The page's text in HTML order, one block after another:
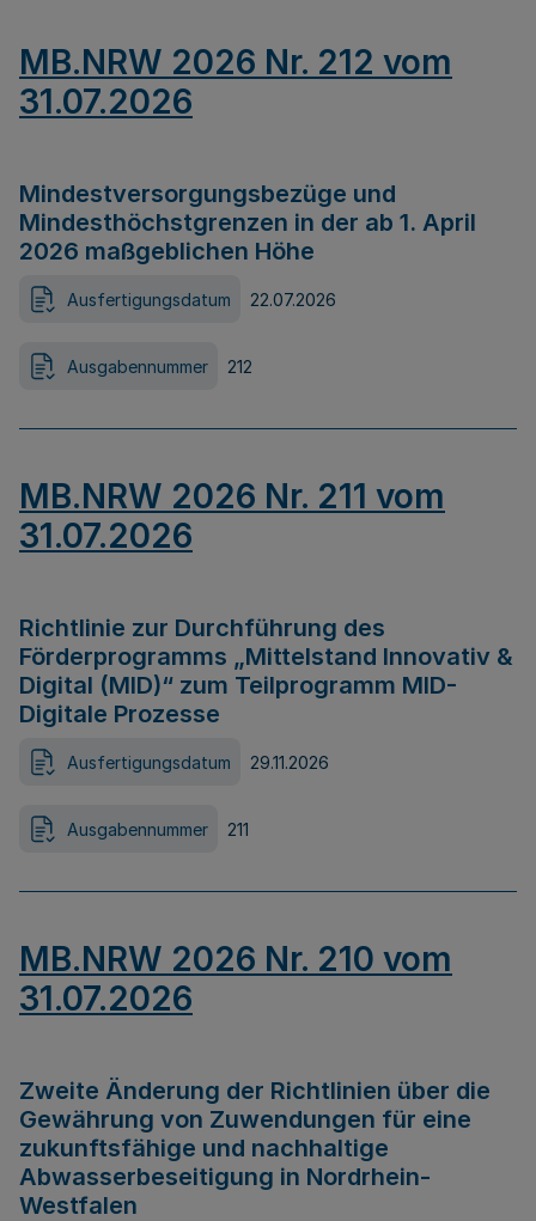
MB.NRW 2026 Nr. 212 vom
31.07.2026
Mindestversorgungsbezüge und
Mindesthöchstgrenzen in der ab 1. April
2026 maßgeblichen Höhe
Ausfertigungsdatum 22.07.2026
Ausgabennummer 212
MB.NRW 2026 Nr. 211 vom
31.07.2026
Richtlinie zur Durchführung des
Förderprogramms „Mittelstand Innovativ &
Digital (MID)“ zum Teilprogramm MID-
Digitale Prozesse
Ausfertigungsdatum 29.11.2026
Ausgabennummer 211
MB.NRW 2026 Nr. 210 vom
31.07.2026
Zweite Änderung der Richtlinien über die
Gewährung von Zuwendungen für eine
zukunftsfähige und nachhaltige
Abwasserbeseitigung in Nordrhein-
Westfalen